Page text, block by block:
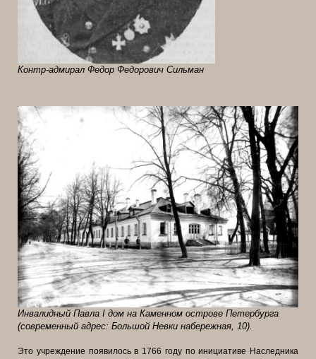
Контр-адмирал Федор Федорович Сильман
Инвалидный Павла I дом на Каменном острове Петербурга
(современный адрес: Большой Невки набережная, 10).
Это учреждение появилось в 1766 году по инициативе Наследника